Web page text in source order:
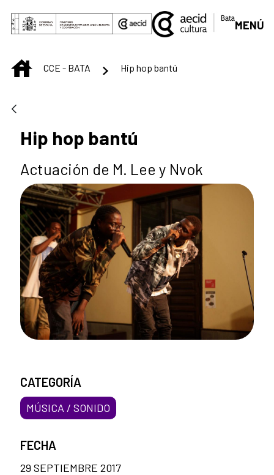
Saltar al contenido principal
MENÚ
INICIOCCE - BATA Hip hop bantú
Hip hop bantú
Actuación de M. Lee y Nvok
CATEGORÍA
MÚSICA / SONIDO
FECHA
29 SEPTIEMBRE 2017